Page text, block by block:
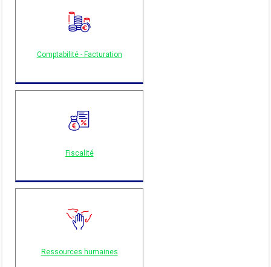
Comptabilité - Facturation
Fiscalité
Ressources humaines